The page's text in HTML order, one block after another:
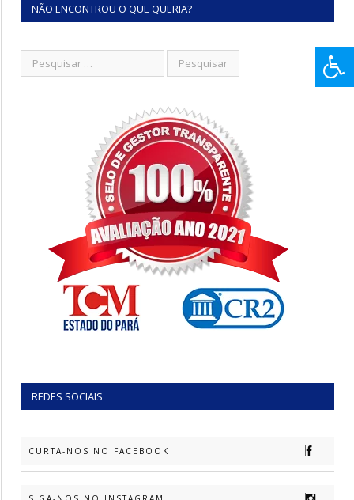
NÃO ENCONTROU O QUE QUERIA?
REDES SOCIAIS
CURTA-NOS NO FACEBOOK